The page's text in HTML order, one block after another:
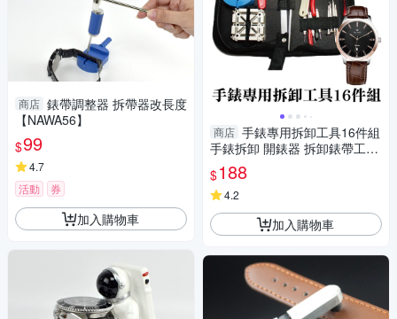
商店 錶帶調整器 拆帶器改長度
【NAWA56】
$99
4.7
活動
券
加入購物車
商店 手錶專用拆卸工具16件組
手錶拆卸 開錶器 拆卸錶帶工具
拆錶帶器 修錶 錶帶調節-輕居
家8096
$188
4.2
加入購物車